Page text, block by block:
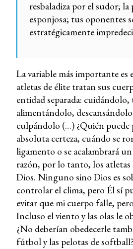
resbaladiza por el sudor; la
esponjosa; tus oponentes
estratégicamente
La variable más importante es
atletas de élite tratan sus
entidad separada:
alimentándolo,
culpándolo (…) ¿Quién puede
absoluta certeza, cuándo se
ligamento o se acalambrará
razón, por lo tanto, los atletas
Dios. Ninguno sino Dios es
controlar el clima, pero Él sí
evitar que mi cuerpo falle,
Incluso el viento y las olas le
¿No deberían obedecerle
fútbol y las pelotas de